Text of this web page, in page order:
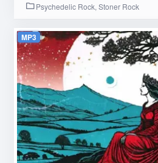
Psychedelic Rock, Stoner Rock
MP3